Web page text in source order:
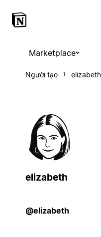
Marketplace
Người tạo elizabeth
elizabeth
@elizabeth